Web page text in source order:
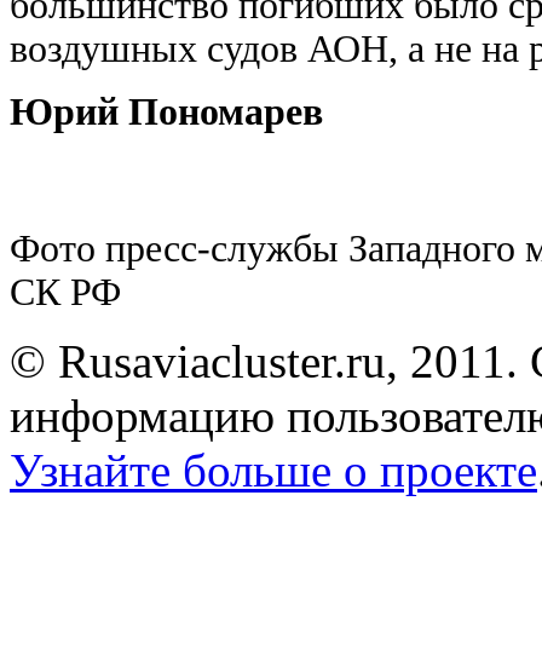
воздушных судов АОН, а не на
Юрий Пономарев
Фото пресс-службы Западного
СК РФ
© Rusaviacluster.ru, 2011.
информацию
Узнайте больше о проекте